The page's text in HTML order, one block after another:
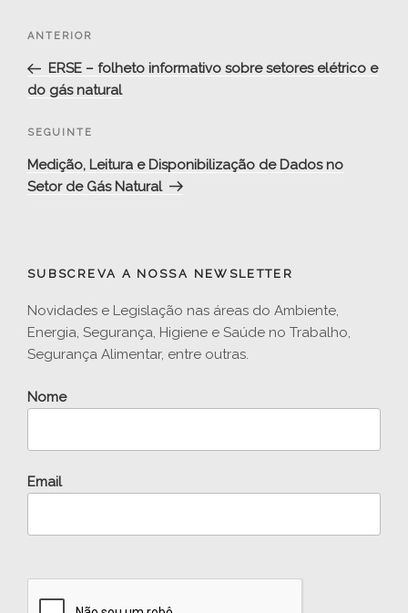
artigos
Conteúdo
ANTERIOR
ERSE – folheto informativo sobre setores elétrico e
do gás natural
Conteúdo
SEGUINTE
Medição, Leitura e Disponibilização de Dados no
Setor de Gás Natural
SUBSCREVA A NOSSA NEWSLETTER
Novidades e Legislação nas áreas do Ambiente,
Energia, Segurança, Higiene e Saúde no Trabalho,
Segurança Alimentar, entre outras.
Nome
Email